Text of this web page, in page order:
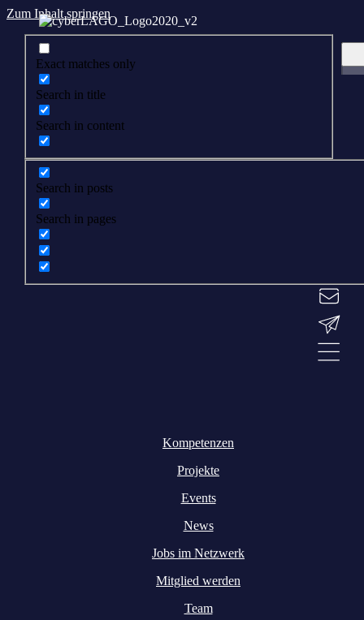
Zum Inhalt springen
Exact matches only
Search in title
Search in content
Search in posts
Search in pages
Kompetenzen
Projekte
Events
News
Jobs im Netzwerk
Mitglied werden
Team